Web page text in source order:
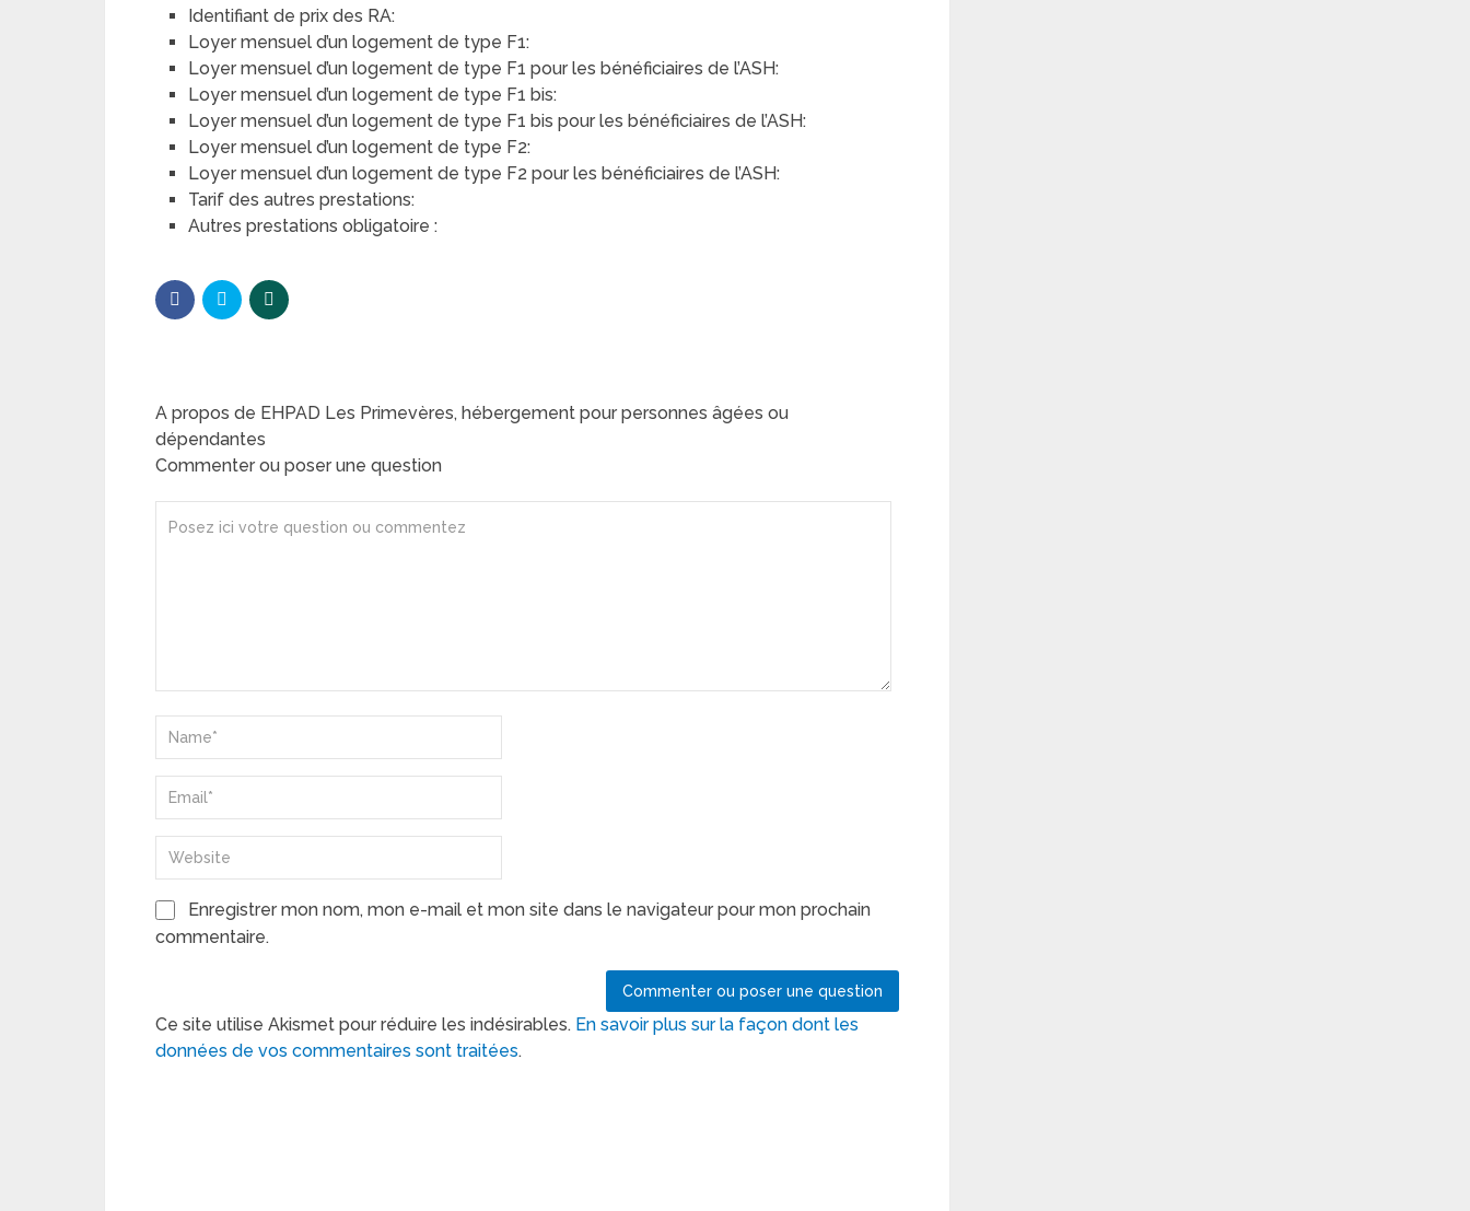
Identifiant de prix des RA:
Loyer mensuel d’un logement de type F1:
Loyer mensuel d’un logement de type F1 pour les bénéficiaires de l’ASH:
Loyer mensuel d’un logement de type F1 bis:
Loyer mensuel d’un logement de type F1 bis pour les bénéficiaires de l’ASH:
Loyer mensuel d’un logement de type F2:
Loyer mensuel d’un logement de type F2 pour les bénéficiaires de l’ASH:
Tarif des autres prestations:
Autres prestations obligatoire :
A propos de EHPAD Les Primevères, hébergement pour personnes âgées ou
dépendantes
Commenter ou poser une question
Enregistrer mon nom, mon e-mail et mon site dans le navigateur pour mon prochain
commentaire.
Ce site utilise Akismet pour réduire les indésirables. En savoir plus sur la façon dont les
données de vos commentaires sont traitées.